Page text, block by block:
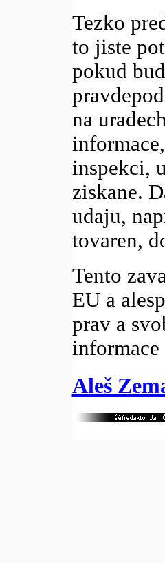
Tezko
to jiste
pokud
na
inspekci,
ziskane.
udaju,
tovaren,
Tento
EU a
prav a
Aleš